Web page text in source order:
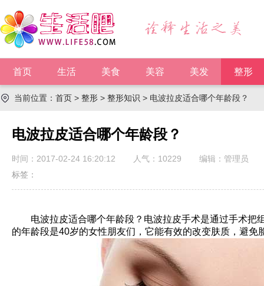
首页 生活 美食 美容 美发 整形
当前位置： 首页 > 整形 > 整形知识 > 电波拉皮适合哪个年龄段？
电波拉皮适合哪个年龄段？
时间：2017-02-24 16:20:12 人气： 10229
编辑：管理员
标签：
电波拉皮适合哪个年龄段？电波拉皮手术是通过手术把
的年龄段是40岁的女性朋友们，它能有效的改变肤质，避免